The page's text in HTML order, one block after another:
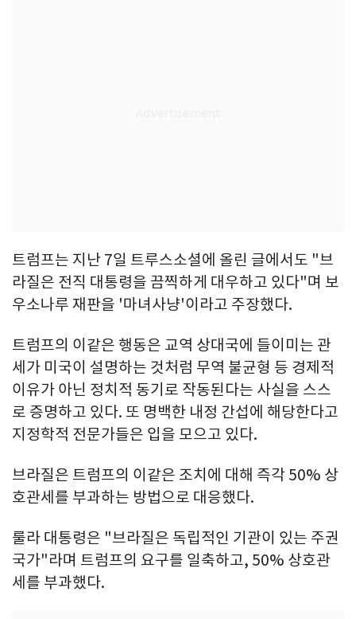
트럼프는 지난 7일 트루스소셜에 올린 글에서도 "브
라질은 전직 대통령을 끔찍하게 대우하고 있다"며 보
우소나루 재판을 '마녀사냥'이라고 주장했다.
트럼프의 이같은 행동은 교역 상대국에 들이미는 관
세가 미국이 설명하는 것처럼 무역 불균형 등 경제적
이유가 아닌 정치적 동기로 작동된다는 사실을 스스
로 증명하고 있다. 또 명백한 내정 간섭에 해당한다고
지정학적 전문가들은 입을 모으고 있다.
브라질은 트럼프의 이같은 조치에 대해 즉각 50% 상
호관세를 부과하는 방법으로 대응했다.
룰라 대통령은 "브라질은 독립적인 기관이 있는 주권
국가"라며 트럼프의 요구를 일축하고, 50% 상호관
세를 부과했다.